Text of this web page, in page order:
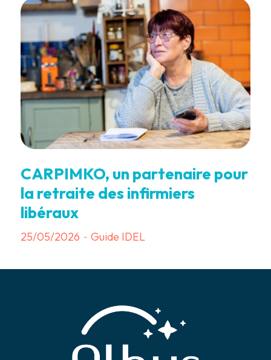
CARPIMKO, un partenaire pour
la retraite des infirmiers
libéraux
25/05/2026 - Guide IDEL